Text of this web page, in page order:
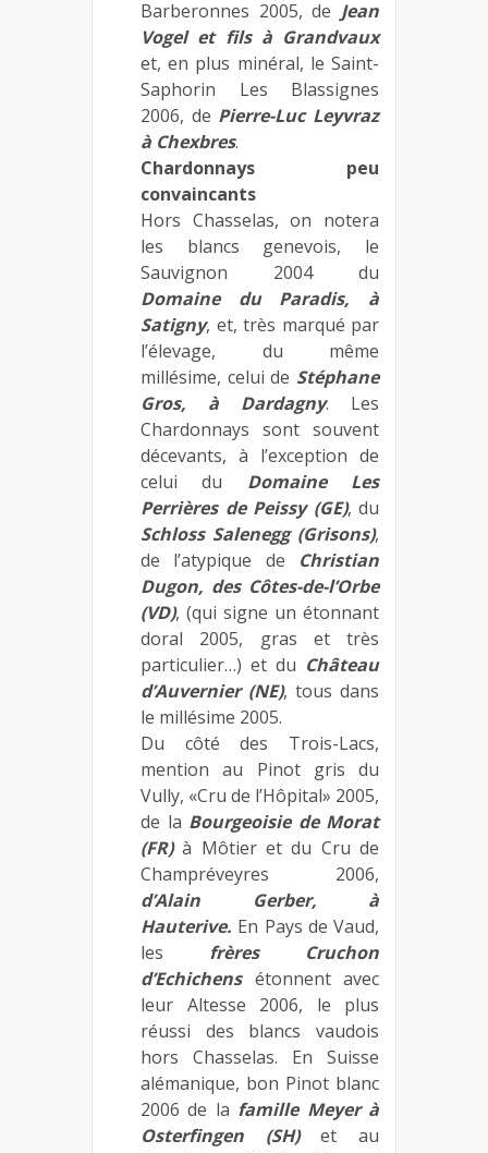
Barberonnes 2005, de Jean
Vogel et fils à Grandvaux
et, en plus minéral, le Saint-
Saphorin Les Blassignes
2006, de Pierre-Luc Leyvraz
à Chexbres.
Chardonnays peu
convaincants
Hors Chasselas, on notera
les blancs genevois, le
Sauvignon 2004 du
Domaine du Paradis, à
Satigny, et, très marqué par
l’élevage, du même
millésime, celui de Stéphane
Gros, à Dardagny. Les
Chardonnays sont souvent
décevants, à l’exception de
celui du Domaine Les
Perrières de Peissy (GE), du
Schloss Salenegg (Grisons),
de l’atypique de Christian
Dugon, des Côtes-de-l’Orbe
(VD), (qui signe un étonnant
doral 2005, gras et très
particulier…) et du Château
d’Auvernier (NE), tous dans
le millésime 2005.
Du côté des Trois-Lacs,
mention au Pinot gris du
Vully, «Cru de l’Hôpital» 2005,
de la Bourgeoisie de Morat
(FR)à Môtier et du Cru de
Champréveyres 2006,
d’Alain Gerber, à
Hauterive. En Pays de Vaud,
les frères Cruchon
d’Echichensétonnent avec
leur Altesse 2006, le plus
réussi des blancs vaudois
hors Chasselas. En Suisse
alémanique, bon Pinot blanc
2006 de la famille Meyer à
Osterfingen
(SH)et au